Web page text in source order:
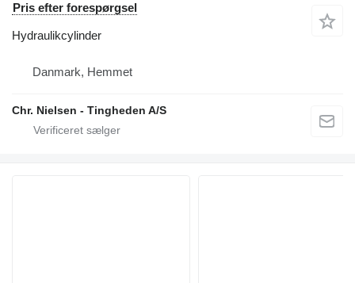
Pris efter forespørgsel
Hydraulikcylinder
Danmark, Hemmet
Chr. Nielsen - Tingheden A/S